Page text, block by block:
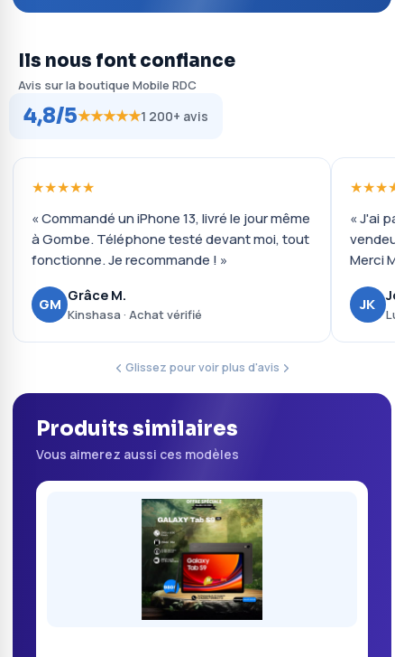
Ils nous font confiance
Avis sur la boutique Mobile RDC
4,8/5★★★★★1 200+ avis
★★★★★
« Commandé un iPhone 13, livré le jour même
à Gombe. Téléphone testé devant moi, tout
fonctionne. Je recommande ! »
GM Grâce M.
Kinshasa · Achat vérifié
« J'ai
Merci
JK
Glissez pour voir plus d'avis
Produits similaires
Vous aimerez aussi ces modèles